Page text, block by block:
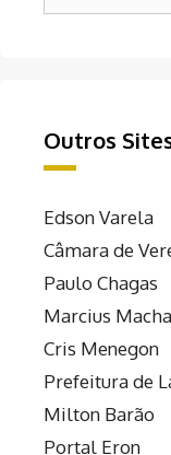
Outros
Edson Varela
Câmara de
Paulo Chagas
Marcius
Cris Menegon
Prefeitura de
Milton Barão
Portal Eron